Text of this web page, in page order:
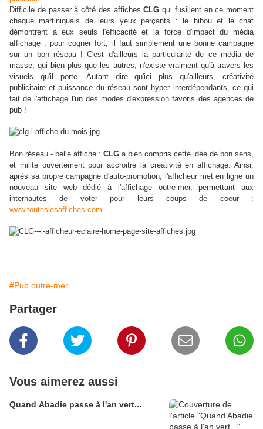
Difficile de passer à côté des affichesCLG qui fusillent en ce moment
chaque martiniquais de leurs yeux perçants : le hibou et le chat
démontrent à eux seuls l'efficacité et la force d'impact du média
affichage ; pour cogner fort, il faut simplement une bonne campagne
sur un bon réseau ! C'est d'ailleurs la particularité de ce média de
masse, qui bien plus que les autres, n'existe vraiment qu'à travers les
visuels qu'il porte. Autant dire qu'ici plus qu'ailleurs, créativité
publicitaire et puissance du réseau sont hyper interdépendants, ce qui
fait de l'affichage l'un des modes d'expression favoris des agences de
pub !
Bon réseau - belle affiche : CLG a bien compris cette idée de bon sens,
et milite ouvertement pour accroitre la créativité en affichage. Ainsi,
après sa propre campagne d'auto-promotion, l'afficheur met en ligne un
nouveau site web dédié à l'affichage outre-mer, permettant aux
internautes de voter pour leurs coups de coeur :
www.touteslesaffiches.com.
#Pub outre-mer
Partager
Vous aimerez aussi
Quand Abadie passe à l'an vert...